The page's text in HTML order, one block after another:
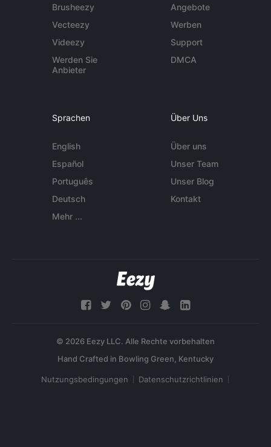
Brusheezy
Vecteezy
Videezy
Werden Sie
Anbieter
Angebote
Werben
Support
DMCA
Sprachen
English
Español
Português
Deutsch
Mehr ...
Über Uns
Über uns
Unser Team
Unser Blog
Kontakt
© 2026 Eezy LLC. Alle Rechte vorbehalten
Nutzungsbedingungen Datenschutzrichtlinien